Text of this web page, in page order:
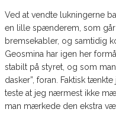
Ved at vendte lukningerne
en lille spænderem, som
bremsekabler, og samtidig
Geosmina har igen her
stabilt på styret, og som
dasker”, foran. Faktisk
teste at jeg nærmest ikke
man mærkede den ekstra